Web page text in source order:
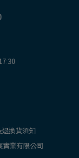
退換貨須知
實業有限公司